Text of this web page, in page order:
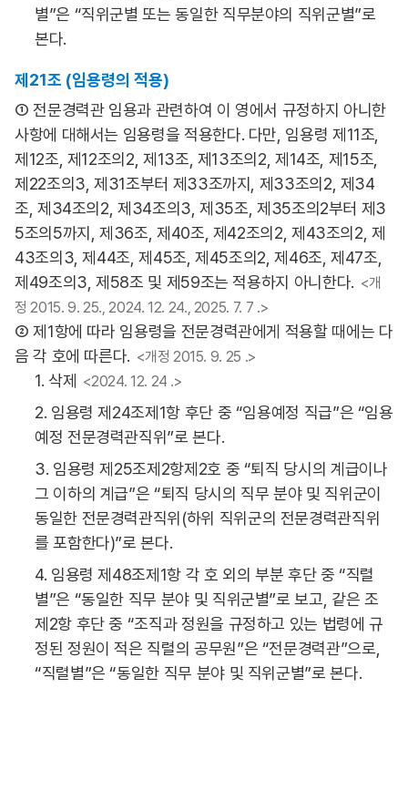
별”은 “직위군별 또는 동일한 직무분야의 직위군별”로
본다.
제21조 (임용령의 적용)
① 전문경력관 임용과 관련하여 이 영에서 규정하지 아니한
사항에 대해서는 임용령을 적용한다. 다만, 임용령 제11조,
제12조, 제12조의2, 제13조, 제13조의2, 제14조, 제15조,
제22조의3, 제31조부터 제33조까지, 제33조의2, 제34
조, 제34조의2, 제34조의3, 제35조, 제35조의2부터 제3
5조의5까지, 제36조, 제40조, 제42조의2, 제43조의2, 제
43조의3, 제44조, 제45조, 제45조의2, 제46조, 제47조,
제49조의3, 제58조 및 제59조는 적용하지 아니한다. <개
정 2015. 9. 25., 2024. 12. 24., 2025. 7. 7 .>
② 제1항에 따라 임용령을 전문경력관에게 적용할 때에는 다
음 각 호에 따른다. <개정 2015. 9. 25 .>
1. 삭제 <2024. 12. 24 .>
2. 임용령 제24조제1항 후단 중 “임용예정 직급”은 “임용
예정 전문경력관직위”로 본다.
3. 임용령 제25조제2항제2호 중 “퇴직 당시의 계급이나
그 이하의 계급”은 “퇴직 당시의 직무 분야 및 직위군이
동일한 전문경력관직위(하위 직위군의 전문경력관직위
를 포함한다)”로 본다.
4. 임용령 제48조제1항 각 호 외의 부분 후단 중 “직렬
별”은 “동일한 직무 분야 및 직위군별”로 보고, 같은 조
제2항 후단 중 “조직과 정원을 규정하고 있는 법령에 규
정된 정원이 적은 직렬의 공무원”은 “전문경력관”으로,
“직렬별”은 “동일한 직무 분야 및 직위군별”로 본다.